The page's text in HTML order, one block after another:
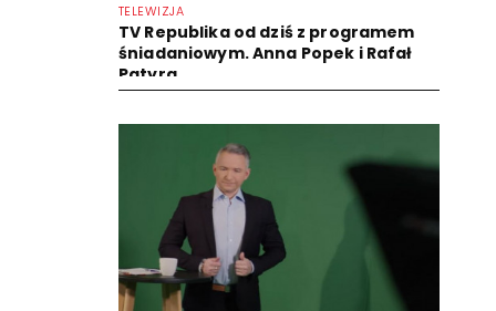
TELEWIZJA
TV Republika od dziś z programem
śniadaniowym. Anna Popek i Rafał
Patyra